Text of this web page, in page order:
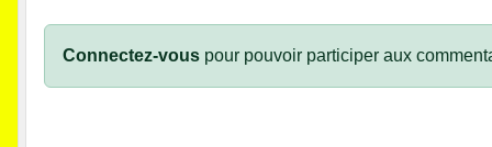
Connectez-vous pour pouvoir participer aux